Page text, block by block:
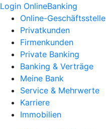
Login OnlineBanking
Online-Geschäftsstelle
Privatkunden
Firmenkunden
Private Banking
Banking & Verträge
Meine Bank
Service & Mehrwerte
Karriere
Immobilien